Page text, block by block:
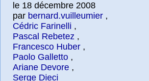
le 18 décembre 2008
par bernard.vuilleumier ,
Cédric Farinelli ,
Pascal Rebetez ,
Francesco Huber ,
Paolo Galletto ,
Ariane Devore ,
Serge Dieci